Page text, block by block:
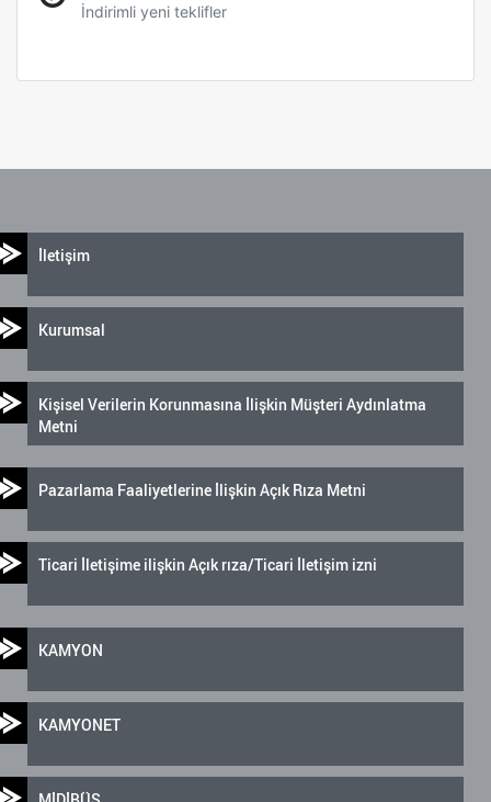
İndirimli yeni teklifler
İletişim
Kurumsal
Kişisel Verilerin Korunmasına İlişkin Müşteri Aydınlatma
Metni
Pazarlama Faaliyetlerine İlişkin Açık Rıza Metni
Ticari İletişime ilişkin Açık rıza/Ticari İletişim izni
KAMYON
KAMYONET